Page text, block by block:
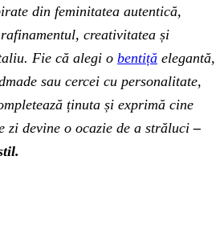
din feminitatea autentică,
creativitatea și
Fie că alegi o bentiță elegantă,
sau cercei cu personalitate,
ținuta și exprimă cine
zi devine o ocazie de a străluci –